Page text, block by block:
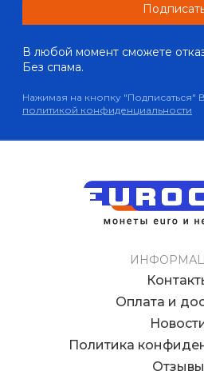
В любой момент сможете
Без спама.
Нажимая на кнопку "Подписаться"
политикой конфиденциальности
Оплата и
Политика
Отзывы